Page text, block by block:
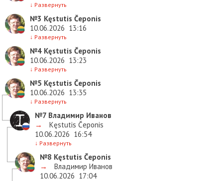
↓ Развернуть
№3 Kęstutis Čeponis
10.06.2026 13:16
↓ Развернуть
№4 Kęstutis Čeponis
10.06.2026 13:23
↓ Развернуть
№5 Kęstutis Čeponis
10.06.2026 13:35
↓ Развернуть
№7 Владимир Иванов
→
Kęstutis Čeponis
10.06.2026 16:54
↓ Развернуть
№8 Kęstutis Čeponis
→
Владимир Иванов
10.06.2026 17:04